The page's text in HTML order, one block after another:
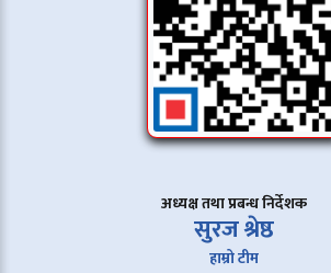
अध्यक्ष तथा प्रबन्ध निर्देशक
सुरज श्रेष्ठ
हाम्रो टीम